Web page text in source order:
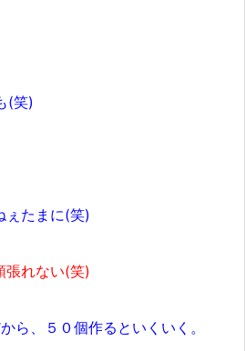
(笑)
たまに(笑)
れない(笑)
ら、５０個作るといくいく。